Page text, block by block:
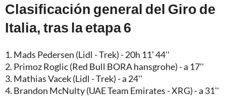
Clasificación general del Giro de
Italia, tras la etapa 6
1. Mads Pedersen (Lidl - Trek) - 20h 11' 44''
2. Primoz Roglic (Red Bull BORA hansgrohe) - a 17''
3. Mathias Vacek (Lidl - Trek) - a 24''
4. Brandon McNulty (UAE Team Emirates - XRG) - a 31''